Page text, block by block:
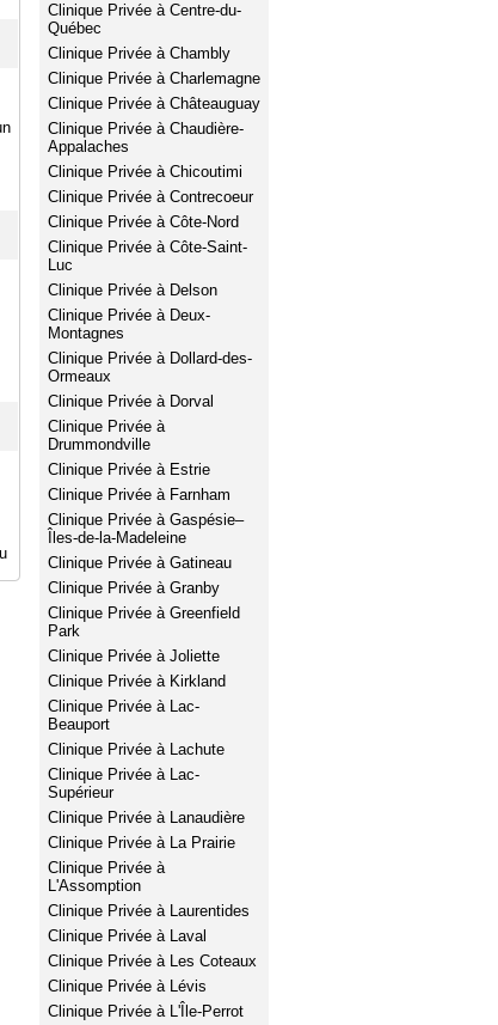
Clinique Privée à Centre-du-
Québec
Clinique Privée à Chambly
Clinique Privée à Charlemagne
Clinique Privée à Châteauguay
Clinique Privée à Chaudière-
Appalaches
Clinique Privée à Chicoutimi
Clinique Privée à Contrecoeur
Clinique Privée à Côte-Nord
Clinique Privée à Côte-Saint-
Luc
Clinique Privée à Delson
Clinique Privée à Deux-
Montagnes
Clinique Privée à Dollard-des-
Ormeaux
Clinique Privée à Dorval
Clinique Privée à
Drummondville
Clinique Privée à Estrie
Clinique Privée à Farnham
Clinique Privée à Gaspésie–
Îles-de-la-Madeleine
Clinique Privée à Gatineau
Clinique Privée à Granby
Clinique Privée à Greenfield
Park
Clinique Privée à Joliette
Clinique Privée à Kirkland
Clinique Privée à Lac-
Beauport
Clinique Privée à Lachute
Clinique Privée à Lac-
Supérieur
Clinique Privée à Lanaudière
Clinique Privée à La Prairie
Clinique Privée à
L'Assomption
Clinique Privée à Laurentides
Clinique Privée à Laval
Clinique Privée à Les Coteaux
Clinique Privée à Lévis
Clinique Privée à L'Île-Perrot